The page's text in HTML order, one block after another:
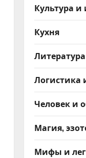
Культура и
Кухня
Литература
Логистика
Человек и
Магия,
Мифы и